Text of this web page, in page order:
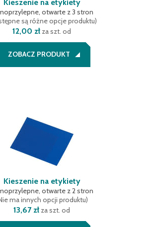
Kieszenie na etykiety
otwarte z 3 stron
są różne opcje produktu)
12,00 zł za szt. od
ZOBACZ PRODUKT
Kieszenie na etykiety
otwarte z 2 stron
ma innych opcji produktu)
13,67 zł za szt. od